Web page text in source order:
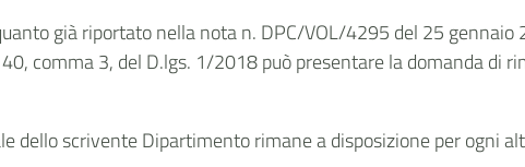
già riportato nella nota n. DPC/VOL/4295 del 25 gennaio
comma 3, del D.lgs. 1/2018 può presentare la domanda di
dello scrivente Dipartimento rimane a disposizione per ogni